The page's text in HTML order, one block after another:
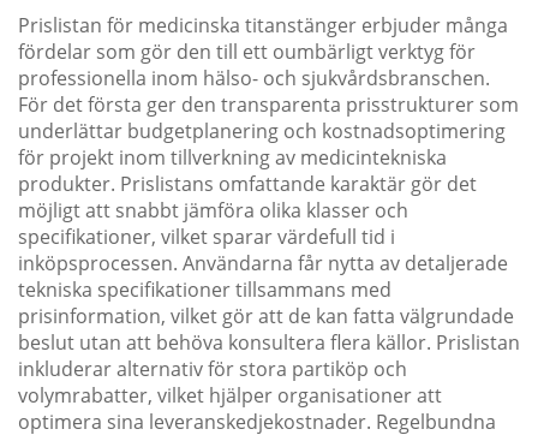
Prislistan för medicinska titanstänger erbjuder många
fördelar som gör den till ett oumbärligt verktyg för
professionella inom hälso- och sjukvårdsbranschen.
För det första ger den transparenta prisstrukturer som
underlättar budgetplanering och kostnadsoptimering
för projekt inom tillverkning av medicintekniska
produkter. Prislistans omfattande karaktär gör det
möjligt att snabbt jämföra olika klasser och
specifikationer, vilket sparar värdefull tid i
inköpsprocessen. Användarna får nytta av detaljerade
tekniska specifikationer tillsammans med
prisinformation, vilket gör att de kan fatta välgrundade
beslut utan att behöva konsultera flera källor. Prislistan
inkluderar alternativ för stora partiköp och
volymrabatter, vilket hjälper organisationer att
optimera sina leveranskedjekostnader. Regelbundna